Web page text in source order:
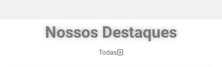
Nossos Destaques
Todas